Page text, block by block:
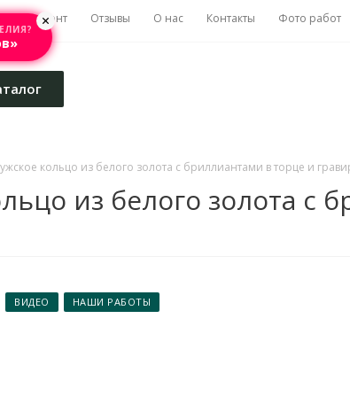
Ремонт Отзывы О нас Контакты Фото работ
кольцо из белого золота с бриллиантами в торце и
из белого золота с
ВИДЕО НАШИ РАБОТЫ